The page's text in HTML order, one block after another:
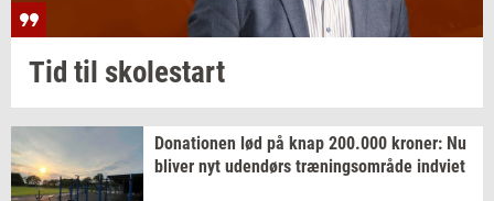
Tid til sko­lestart
Do­na­tio­nen lød på knap 200.000 kro­ner: Nu
bli­ver nyt uden­dørs træ­nings­om­rå­de ind­vi­et